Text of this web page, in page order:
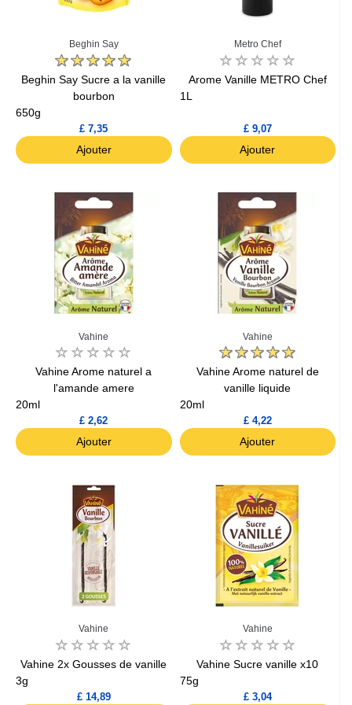
Beghin Say
Beghin Say Sucre a la vanille
bourbon
650g
£ 7,35
Ajouter
Metro Chef
Arome Vanille METRO Chef
1L
£ 9,07
Ajouter
Vahine
Vahine Arome naturel a
l'amande amere
20ml
£ 2,62
Ajouter
Vahine
Vahine Arome naturel de
vanille liquide
20ml
£ 4,22
Ajouter
Vahine
Vahine 2x Gousses de vanille
3g
£ 14,89
Vahine
Vahine Sucre vanille x10
75g
£ 3,04